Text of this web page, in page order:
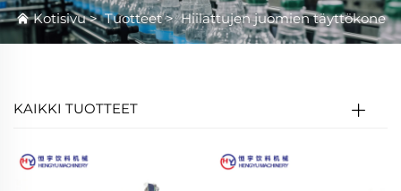
Kotisivu>Tuotteet>Hiilattujen juomien täyttökone
KAIKKI TUOTTEET